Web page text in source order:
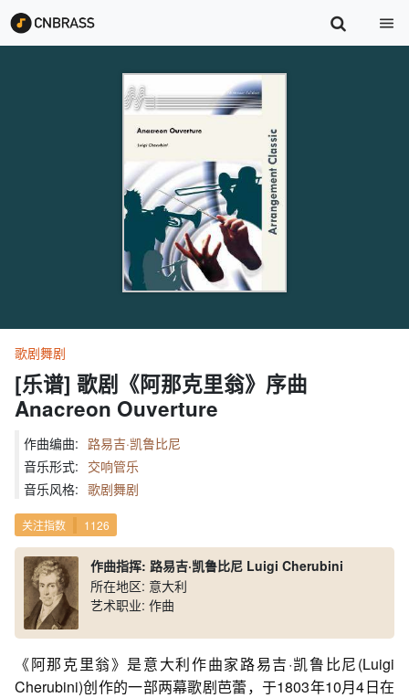
歌剧舞剧
[乐谱] 歌剧《阿那克里翁》序曲
Anacreon Ouverture
作曲编曲: 路易吉·凯鲁比尼
音乐形式: 交响管乐
音乐风格: 歌剧舞剧
关注指数 1126
作曲指挥: 路易吉·凯鲁比尼 Luigi Cherubini
所在地区: 意大利
艺术职业: 作曲
《阿那克里翁》是意大利作曲家路易吉·凯鲁比尼(Luigi
Cherubini)创作的一部两幕歌剧芭蕾，于1803年10月4日在